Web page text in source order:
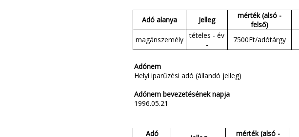
Adó alanya Jelleg
mérték (alsó -
felső)
magánszemély
tételes - év
-
7500Ft/adótárgy
Adónem
Helyi iparűzési adó (állandó jelleg)
Adónem bevezetésének napja
1996.05.21
Adó
mérték (alsó -